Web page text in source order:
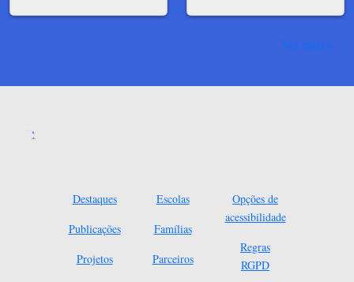
Ver mais
Destaques
Publicações
Projetos
Escolas
Famílias
Parceiros
Opções de
acessibilidade
Regras
RGPD